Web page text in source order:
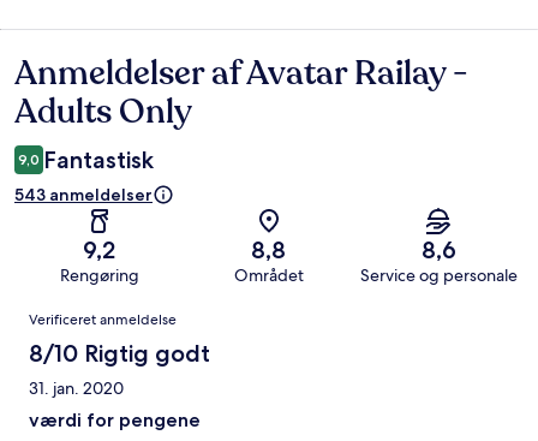
Anmeldelser
Anmeldelser af Avatar Railay -
Adults Only
9,0 Fantastisk
543 anmeldelser
9,2
Rengøring
8,8
Området
8,6
Service og personale
Anmeldelser
Verificeret anmeldelse
8/10 Rigtig godt
31. jan. 2020
værdi for pengene